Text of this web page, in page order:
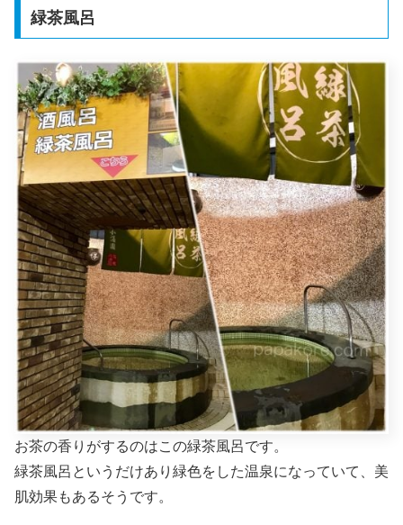
緑茶風呂
お茶の香りがするのはこの緑茶風呂です。
緑茶風呂というだけあり緑色をした温泉になっていて、美
肌効果もあるそうです。